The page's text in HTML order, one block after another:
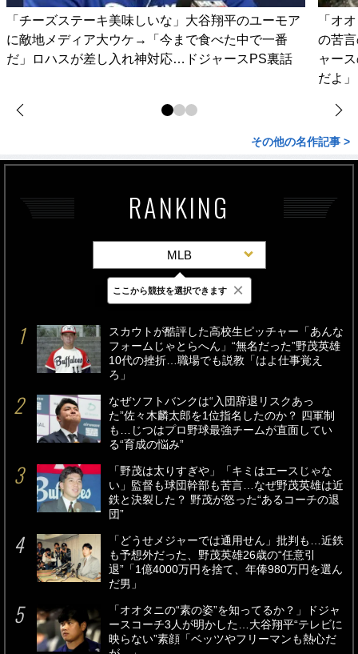
「チーズステーキ美味しいな」大谷翔平のユーモア
に敵地メディア大ウケ→「今まで食べた中で一番
だ」ロハスが差し入れ神対応…ドジャースPS裏話
「オ
の苦
ャー
だよ」
その他の名作記事 >
RANKING
MLB
最新 24時間 週間
スカウトが酷評した高校生ピッチャー「あんな
フォームじゃとらへん」“無名だった”野茂英雄
10代の挫折…職場でも説教「はよ仕事覚え
ろ」
なぜソフトバンクは“入団辞退リスクあっ
た”佐々木麟太郎を1位指名したのか？ 四軍制
も…じつはプロ野球最強チームが直面してい
る“育成の悩み”
「野茂は太りすぎや」「キミはエースじゃな
い」監督も球団幹部も苦言…なぜ野茂英雄は近
鉄と決裂した？ 野茂が怒った“あるコーチの退
団”
「どうせメジャーでは通用せん」批判も…近鉄
も予想外だった、野茂英雄26歳の“任意引
退”「1億4000万円を捨て、年俸980万円を選ん
だ男」
「オオタニの“素の姿”を知ってるか？」ドジャ
ースコーチ3人が明かした…大谷翔平“テレビに
映らない”素顔「ベッツやフリーマンも熱心だ
ここから競技を選択できます ×